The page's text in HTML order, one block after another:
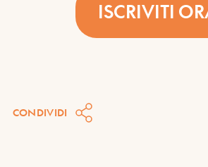
ISCRIVITI
CONDIVIDI